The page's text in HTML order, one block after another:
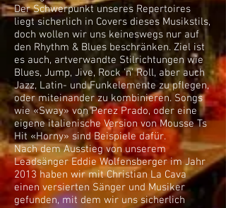
Der Schwerpunkt unseres Repertoires
liegt sicherlich in Covers dieses Musikstils,
doch wollen wir uns keineswegs nur auf
den Rhythm & Blues beschränken. Ziel ist
es auch, artverwandte Stilrichtungen wie
Blues, Jump, Jive, Rock 'n' Roll, aber auch
Jazz, Latin- und Funkelemente zu pflegen,
oder miteinander zu kombinieren. Songs
wie «Sway» von Perez Prado, oder eine
eigene italienische Version von Mousse Ts
Hit «Horny» sind Beispiele dafür.
Nach dem Ausstieg von unserem
Leadsänger Eddie Wolfensberger im Jahr
2013 haben wir mit Christian La Cava
einen versierten Sänger und Musiker
gefunden, mit dem wir uns sicherlich